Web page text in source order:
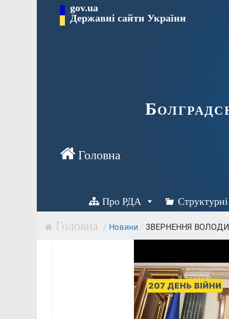
Перейти gov.ua
Державні сайти України
Про РДА
/ Новини / ЗВЕРНЕННЯ